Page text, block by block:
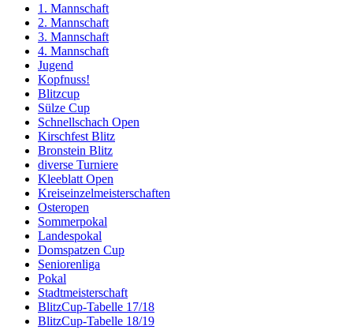
1. Mannschaft
2. Mannschaft
3. Mannschaft
4. Mannschaft
Jugend
Kopfnuss!
Blitzcup
Sülze Cup
Schnellschach Open
Kirschfest Blitz
Bronstein Blitz
diverse Turniere
Kleeblatt Open
Kreiseinzelmeisterschaften
Osteropen
Sommerpokal
Landespokal
Domspatzen Cup
Seniorenliga
Pokal
Stadtmeisterschaft
BlitzCup-Tabelle 17/18
BlitzCup-Tabelle 18/19